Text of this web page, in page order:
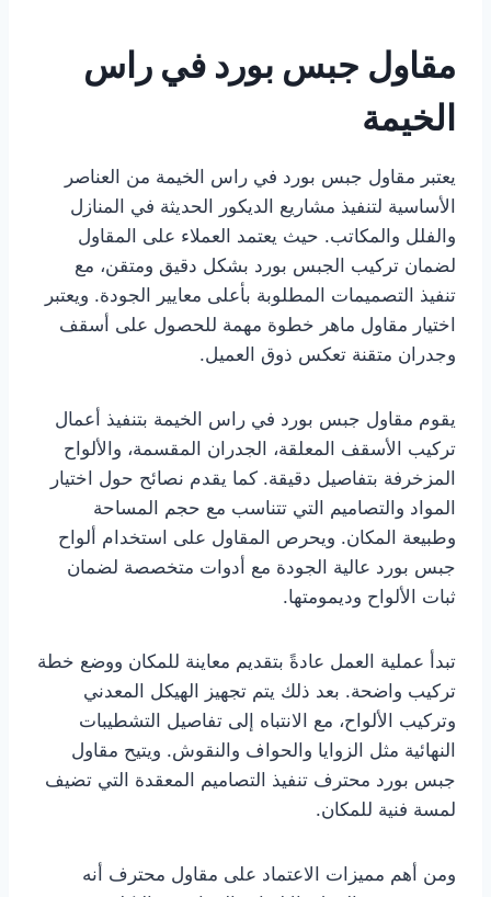
مقاول جبس بورد في راس
الخيمة
يعتبر مقاول جبس بورد في راس الخيمة من العناصر
الأساسية لتنفيذ مشاريع الديكور الحديثة في المنازل
والفلل والمكاتب. حيث يعتمد العملاء على المقاول
لضمان تركيب الجبس بورد بشكل دقيق ومتقن، مع
تنفيذ التصميمات المطلوبة بأعلى معايير الجودة. ويعتبر
اختيار مقاول ماهر خطوة مهمة للحصول على أسقف
وجدران متقنة تعكس ذوق العميل.
يقوم مقاول جبس بورد في راس الخيمة بتنفيذ أعمال
تركيب الأسقف المعلقة، الجدران المقسمة، والألواح
المزخرفة بتفاصيل دقيقة. كما يقدم نصائح حول اختيار
المواد والتصاميم التي تتناسب مع حجم المساحة
وطبيعة المكان. ويحرص المقاول على استخدام ألواح
جبس بورد عالية الجودة مع أدوات متخصصة لضمان
ثبات الألواح وديمومتها.
تبدأ عملية العمل عادةً بتقديم معاينة للمكان ووضع خطة
تركيب واضحة. بعد ذلك يتم تجهيز الهيكل المعدني
وتركيب الألواح، مع الانتباه إلى تفاصيل التشطيبات
النهائية مثل الزوايا والحواف والنقوش. ويتيح مقاول
جبس بورد محترف تنفيذ التصاميم المعقدة التي تضيف
لمسة فنية للمكان.
ومن أهم مميزات الاعتماد على مقاول محترف أنه